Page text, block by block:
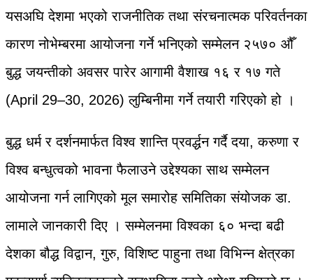
यसअघि देशमा भएको राजनीतिक तथा संरचनात्मक परिवर्तनका
कारण नोभेम्बरमा आयोजना गर्ने भनिएको सम्मेलन २५७० औँ
बुद्ध जयन्तीको अवसर पारेर आगामी वैशाख १६ र १७ गते
(April 29–30, 2026) लुम्बिनीमा गर्ने तयारी गरिएको हो ।
बुद्ध धर्म र दर्शनमार्फत विश्व शान्ति प्रवर्द्धन गर्दै दया, करुणा र
विश्व बन्धुत्वको भावना फैलाउने उद्देश्यका साथ सम्मेलन
आयोजना गर्न लागिएको मूल समारोह समितिका संयोजक डा.
लामाले जानकारी दिए । सम्मेलनमा विश्वका ६० भन्दा बढी
देशका बौद्ध विद्वान, गुरु, विशिष्ट पाहुना तथा विभिन्न क्षेत्रका